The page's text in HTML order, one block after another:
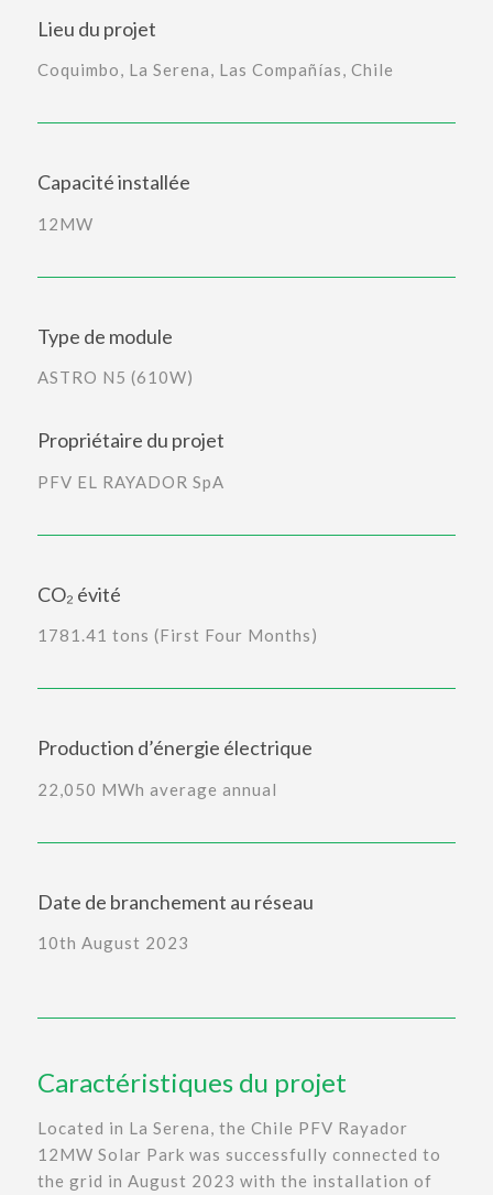
Lieu du projet
Coquimbo, La Serena, Las Compañías, Chile
Capacité installée
12MW
Type de module
ASTRO N5 (610W)
Propriétaire du projet
PFV EL RAYADOR SpA
CO₂ évité
1781.41 tons (First Four Months)
Production d’énergie électrique
22,050 MWh average annual
Date de branchement au réseau
10th August 2023
Caractéristiques du projet
Located in La Serena, the Chile PFV Rayador
12MW Solar Park was successfully connected to
the grid in August 2023 with the installation of